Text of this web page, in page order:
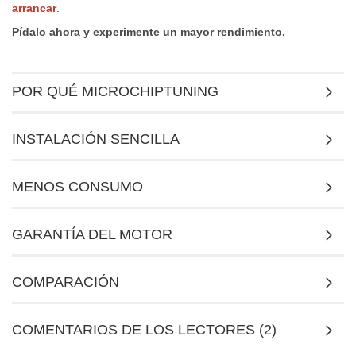
arrancar.
Pídalo ahora y experimente un mayor rendimiento.
POR QUÉ MICROCHIPTUNING
INSTALACIÓN SENCILLA
MENOS CONSUMO
GARANTÍA DEL MOTOR
COMPARACIÓN
COMENTARIOS DE LOS LECTORES (2)